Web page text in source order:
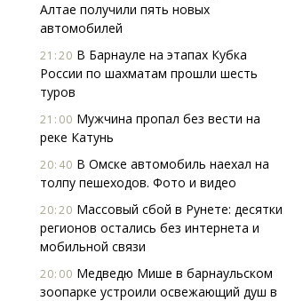
Алтае получили пять новых
автомобилей
21:20 В Барнауле на этапах Кубка
России по шахматам прошли шесть
туров
21:00 Мужчина пропал без вести на
реке Катунь
20:40 В Омске автомобиль наехал на
толпу пешеходов. Фото и видео
20:20 Массовый сбой в Рунете: десятки
регионов остались без интернета и
мобильной связи
20:00 Медведю Мише в барнаульском
зоопарке устроили освежающий душ в